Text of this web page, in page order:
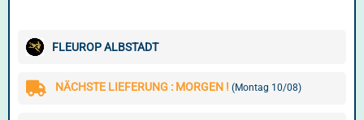
FLEUROP ALBSTADT
NÄCHSTE LIEFERUNG : MORGEN ! (Montag 10/08)